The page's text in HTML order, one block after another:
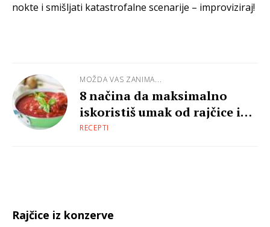
nokte i smišljati katastrofalne scenarije – improviziraj!
MOŽDA VAS ZANIMA...
8 načina da maksimalno
iskoristiš umak od rajčice iz
konzerve
RECEPTI
Rajčice iz konzerve